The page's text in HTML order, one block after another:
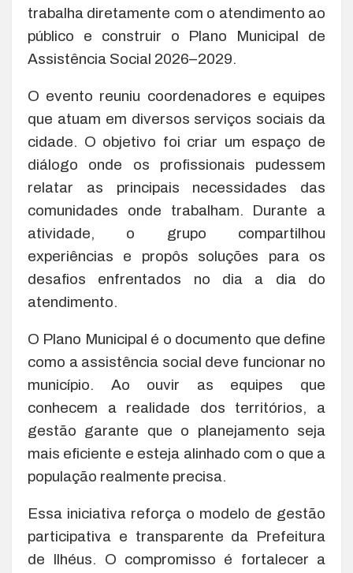
trabalha diretamente com o atendimento ao
público e construir o Plano Municipal de
Assistência Social 2026–2029.
O evento reuniu coordenadores e equipes
que atuam em diversos serviços sociais da
cidade. O objetivo foi criar um espaço de
diálogo onde os profissionais pudessem
relatar as principais necessidades das
comunidades onde trabalham. Durante a
atividade, o grupo compartilhou
experiências e propôs soluções para os
desafios enfrentados no dia a dia do
atendimento.
O Plano Municipal é o documento que define
como a assistência social deve funcionar no
município. Ao ouvir as equipes que
conhecem a realidade dos territórios, a
gestão garante que o planejamento seja
mais eficiente e esteja alinhado com o que a
população realmente precisa.
Essa iniciativa reforça o modelo de gestão
participativa e transparente da Prefeitura
de Ilhéus. O compromisso é fortalecer a